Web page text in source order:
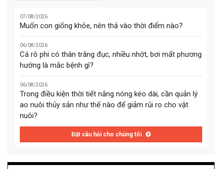
07/08/2026
Muốn con giống khỏe, nên thả vào thời điểm nào?
06/08/2026
Cá rô phi có thân trắng đục, nhiều nhớt, bơi mất phương
hướng là mắc bệnh gì?
06/08/2026
Trong điều kiện thời tiết nắng nóng kéo dài, cần quản lý
ao nuôi thủy sản như thế nào để giảm rủi ro cho vật
nuôi?
Đặt câu hỏi cho chúng tôi